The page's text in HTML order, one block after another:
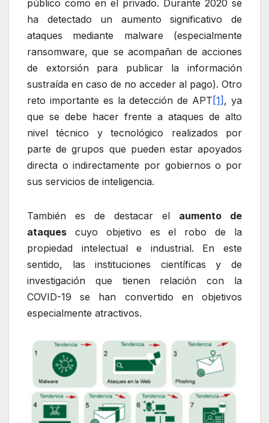
público como en el privado. Durante 2020 se
ha detectado un aumento significativo de
ataques mediante malware (especialmente
ransomware, que se acompañan de acciones
de extorsión para publicar la información
sustraída en caso de no acceder al pago). Otro
reto importante es la detección de APT [1] , ya
que se debe hacer frente a ataques de alto
nivel técnico y tecnológico realizados por
parte de grupos que pueden estar apoyados
directa o indirectamente por gobiernos o por
sus servicios de inteligencia.
También es de destacar el aumento de
ataques cuyo objetivo es el robo de la
propiedad intelectual e industrial. En este
sentido, las instituciones científicas y de
investigación que tienen relación con la
COVID-19 se han convertido en objetivos
especialmente atractivos.